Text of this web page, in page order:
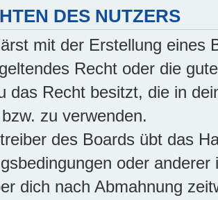
DES NUTZERS
mit der Erstellung eines
Recht oder die
das Recht besitzt, die in
zu verwenden.
des Boards übt das
oder
dich nach Abmahnung